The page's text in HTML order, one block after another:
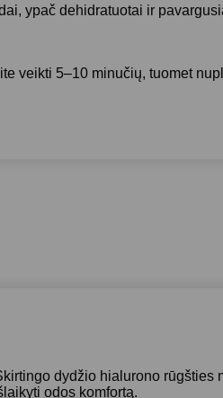
ypač dehidratuotai ir
veikti 5–10 minučių, tuomet
dydžio hialurono
odos komfortą.